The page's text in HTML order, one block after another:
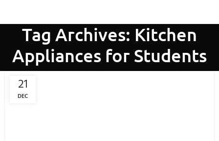
Tag Archives: Kitchen
Appliances for Students
21
DEC